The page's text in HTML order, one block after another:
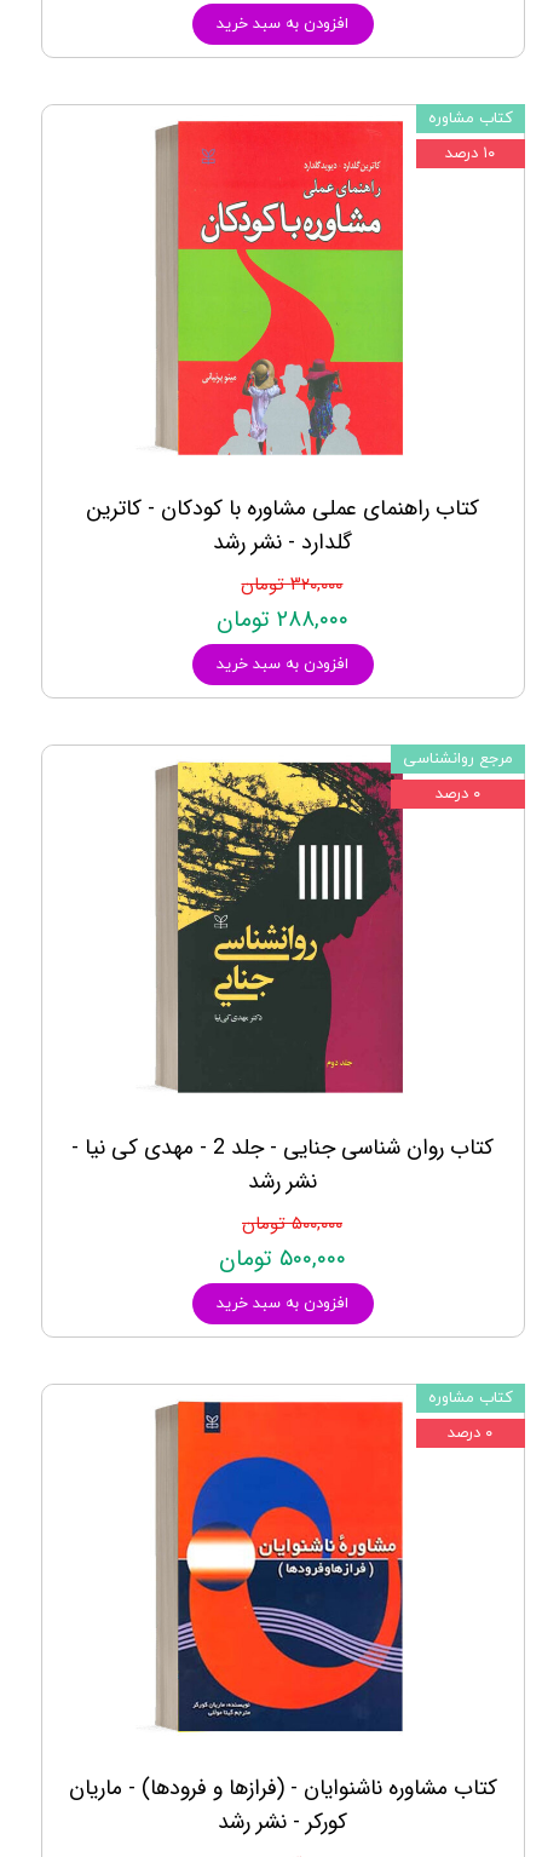
افزودن به سبد خرید
کتاب راهنمای عملی مشاوره با کودکان - کاترین
گلدارد - نشر رشد
۳۲۰,۰۰۰ تومان
۲۸۸,۰۰۰ تومان
افزودن به سبد خرید
کتاب مشاوره
۱۰ درصد
کتاب روان شناسی جنایی - جلد 2 - مهدی کی نیا -
نشر رشد
۵۰۰,۰۰۰ تومان
۵۰۰,۰۰۰ تومان
افزودن به سبد خرید
مرجع روانشناسی
۰ درصد
کتاب مشاوره ناشنوایان - (فرازها و فرودها) - ماریان
کورکر - نشر رشد
کتاب مشاوره
۰ درصد